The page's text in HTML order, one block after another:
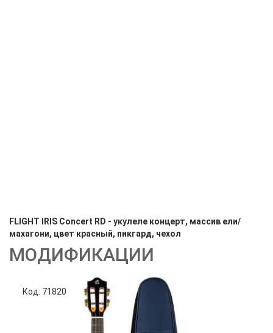
FLIGHT IRIS Concert RD - укулеле концерт, массив ели/
махагони, цвет красный, пикгард, чехол
МОДИФИКАЦИИ
Код: 71820